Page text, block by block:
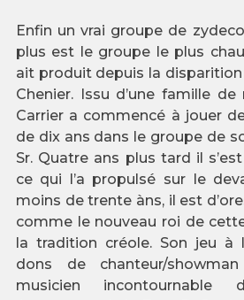
Enfin un vrai groupe de
plus est le groupe le plus
ait produit depuis la
Chenier. Issu d’une famille de
Carrier a commencé à jouer
de dix ans dans le groupe de
Sr. Quatre ans plus tard il
ce qui l’a propulsé sur le
moins de trente àns, il est
comme le nouveau roi de
la tradition créole. Son jeu à
dons de chanteur/
musicien incontournable